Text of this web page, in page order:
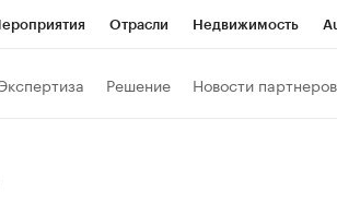
Отрасли Недвижимость
Решение Новости партнеров